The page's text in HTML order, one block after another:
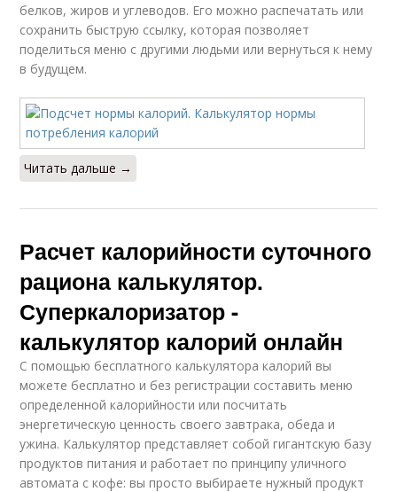
белков, жиров и углеводов. Его можно распечатать или
сохранить быструю ссылку, которая позволяет
поделиться меню с другими людьми или вернуться к нему
в будущем.
Читать дальше →
Расчет калорийности суточного
рациона калькулятор.
Суперкалоризатор -
калькулятор калорий онлайн
С помощью бесплатного калькулятора калорий вы
можете бесплатно и без регистрации составить меню
определенной калорийности или посчитать
энергетическую ценность своего завтрака, обеда и
ужина. Калькулятор представляет собой гигантскую базу
продуктов питания и работает по принципу уличного
автомата с кофе: вы просто выбираете нужный продукт